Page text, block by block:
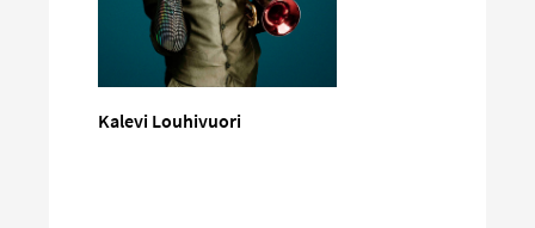
Kalevi Louhivuori